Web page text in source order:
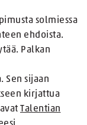
solmiessa
ehdoista.
Palkan
Sen sijaan
kirjattua
Talentian